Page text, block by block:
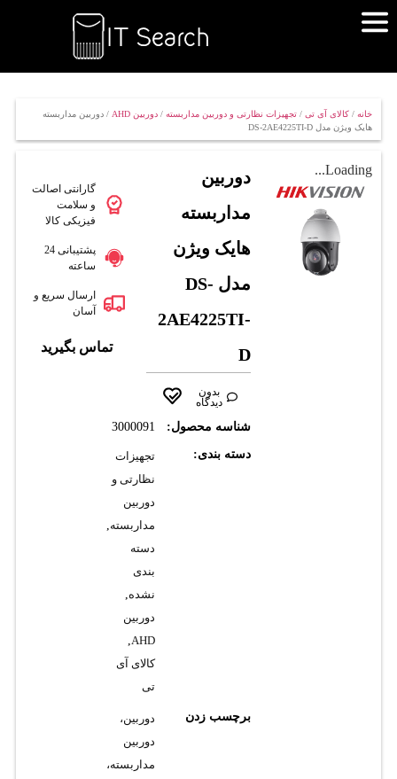
خانه/ کالای آی تی/ تجهیزات نظارتی و دوربین مداربسته/ دوربین AHD
/ دوربین مداربسته
هایک ویژن مدل DS-2AE4225TI-D
Loading...
دوربین
مداربسته
هایک ویژن
مدل DS-
2AE4225TI-
D
بدون
دیدگاه
شناسه محصول: 3000091
دسته بندی:
تجهیزات
نظارتی و
دوربین
مداربسته,
دسته
بندی
نشده,
دوربین
AHD
,
کالای آی
تی
برچسب زدن
دوربین،
دوربین
مداربسته،
گارانتی اصالت
و سلامت
فیزیکی کالا
پشتیبانی 24
ساعته
ارسال سریع و
آسان
تماس بگیرید